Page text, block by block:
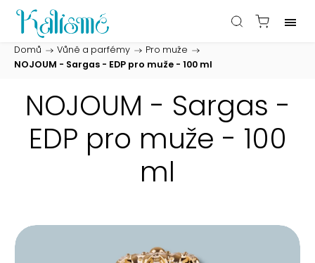
Domů / Vůně a parfémy / Pro muže /
NOJOUM - Sargas - EDP pro muže - 100 ml
NOJOUM - Sargas -
EDP pro muže - 100
ml